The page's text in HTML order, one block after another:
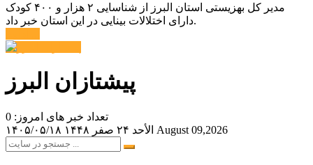
مدیر کل بهزیستی استان البرز از شناسایی ۲ هزار و ۴۰۰ کودک
دارای اختلالات بینایی در این استان خبر داد.
پیشتازان البرز
تعداد خبر های امروز: 0
۱۴۰۵/۰۵/۱۸
الأحد ۲۴ صفر ۱۴۴۸ August 09,2026